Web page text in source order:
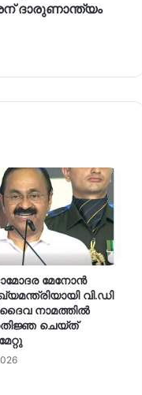
ദാരുണാന്ത‍്യം
മേനോൻ
വി.ഡി
നാമത്തിൽ
ചെയ്ത്